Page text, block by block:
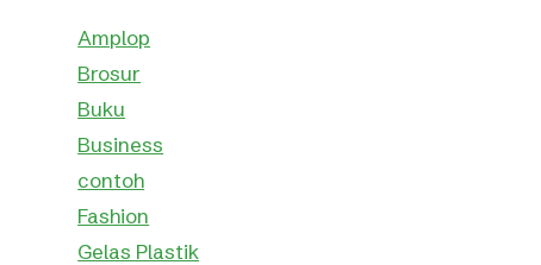
Amplop
Brosur
Buku
Business
contoh
Fashion
Gelas Plastik